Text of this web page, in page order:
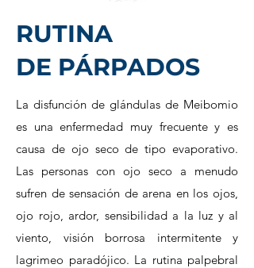
RUTINA
DE PÁRPADOS
La disfunción de glándulas de Meibomio
es una enfermedad muy frecuente y es
causa de ojo seco de tipo evaporativo.
Las personas con ojo seco a menudo
sufren de sensación de arena en los ojos,
ojo rojo, ardor, sensibilidad a la luz y al
viento, visión borrosa intermitente y
lagrimeo paradójico. La rutina palpebral